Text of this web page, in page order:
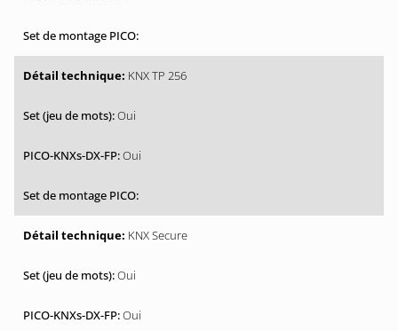
KNX TP 256
Oui
Oui
KNX Secure
Oui
Oui